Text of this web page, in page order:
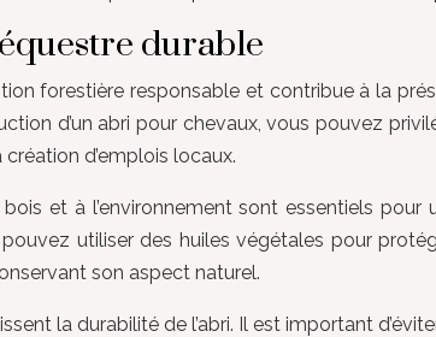
durable
forestière responsable et contribue à la
d’un abri pour chevaux, vous pouvez
d’emplois locaux.
et à l’environnement sont essentiels
utiliser des huiles végétales pour
son aspect naturel.
la durabilité de l’abri. Il est important